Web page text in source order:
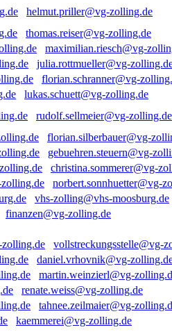
helmut.priller@vg-zolling.de
thomas.reiser@vg-zolling.de
maximilian.riesch@vg-
julia.rottmueller@vg-
florian.schranner@vg-
lukas.schuett@vg-zolling.de
rudolf.sellmeier@vg-zolling.de
florian.silberbauer@vg-
gebuehren.steuern@vg-
christina.sommerer@vg-
norbert.sonnhuetter@vg-
vhs-zolling@vhs-moosburg.de
finanzen@vg-zolling.de
vollstreckungsstelle@vg-
daniel.vrhovnik@vg-
martin.weinzierl@vg-
renate.weiss@vg-zolling.de
tahnee.zeilmaier@vg-
kaemmerei@vg-zolling.de